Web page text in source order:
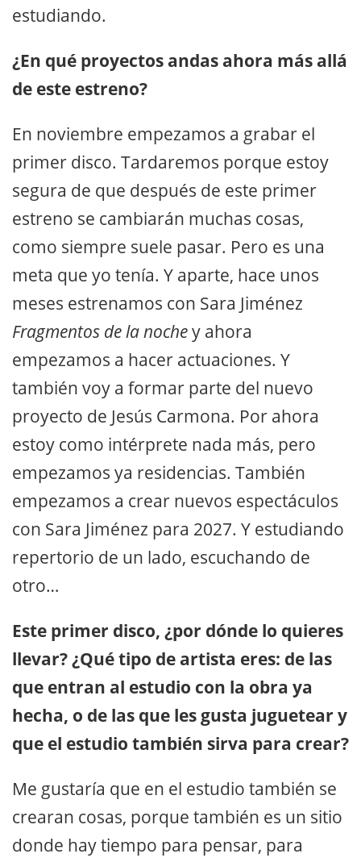
estudiando.
¿En qué proyectos andas ahora más allá
de este estreno?
En noviembre empezamos a grabar el
primer disco. Tardaremos porque estoy
segura de que después de este primer
estreno se cambiarán muchas cosas,
como siempre suele pasar. Pero es una
meta que yo tenía. Y aparte, hace unos
meses estrenamos con Sara Jiménez
Fragmentos de la nochey ahora
empezamos a hacer actuaciones. Y
también voy a formar parte del nuevo
proyecto de Jesús Carmona. Por ahora
estoy como intérprete nada más, pero
empezamos ya residencias. También
empezamos a crear nuevos espectáculos
con Sara Jiménez para 2027. Y estudiando
repertorio de un lado, escuchando de
otro…
Este primer disco, ¿por dónde lo quieres
llevar? ¿Qué tipo de artista eres: de las
que entran al estudio con la obra ya
hecha, o de las que les gusta juguetear y
que el estudio también sirva para crear?
Me gustaría que en el estudio también se
crearan cosas, porque también es un sitio
donde hay tiempo para pensar, para